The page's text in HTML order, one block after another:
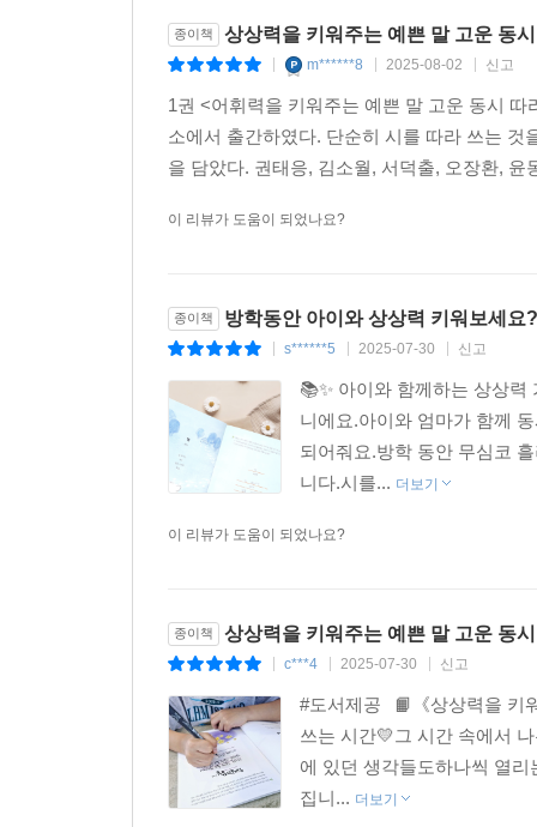
종이책 상상력을 키워주는 예쁜 말 고운 동
m******8 2025-08-02 신고
1권 <어휘력을 키워주는 예쁜 말 고운 동시
소에서 출간하였다. 단순히 시를 따라 쓰는
을 담았다. 권태응, 김소월, 서덕출, 오장환,
이 리뷰가 도움이 되었나요?
종이책 방학동안 아이와 상상력 키워보세요
s******5 2025-07-30 신고
📚✨ 아이와 함께하는 상상
니에요.아이와 엄마가 함께
되어줘요.방학 동안 무심코
니다.시를... 더보기
이 리뷰가 도움이 되었나요?
종이책 상상력을 키워주는 예쁜 말 고운 동
c***4 2025-07-30 신고
#도서제공⠀📙《상상력을 키
쓰는 시간💛그 시간 속에서
에 있던 생각들도하나씩 열
집니... 더보기